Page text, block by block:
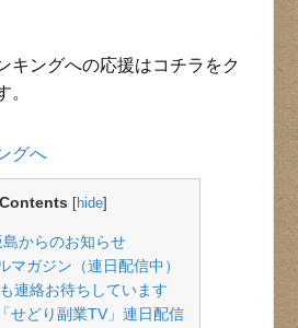
ングへの応援はコチラをク
。
グへ
Contents hide]
からのお知らせ
マガジン（連日配信中）
連絡お待ちしています
せどり副業TV」連日配信